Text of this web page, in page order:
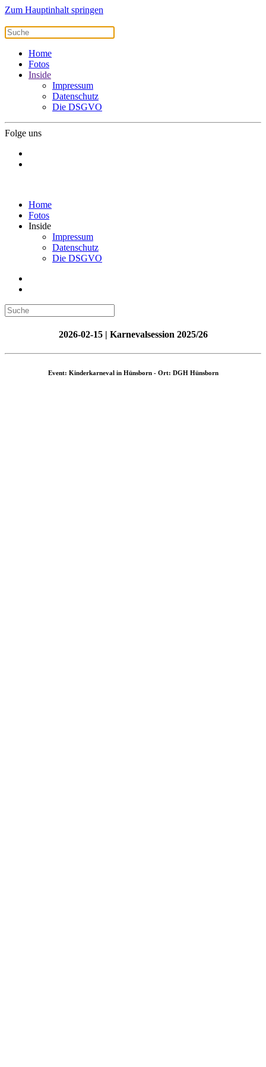
Zum Hauptinhalt springen
Home
Fotos
Inside
Impressum
Datenschutz
Die DSGVO
Folge uns
Home
Fotos
Inside
Impressum
Datenschutz
Die DSGVO
2026-02-15 | Karnevalsession 2025/26
Event: Kinderkarneval in Hünsborn - Ort: DGH Hünsborn